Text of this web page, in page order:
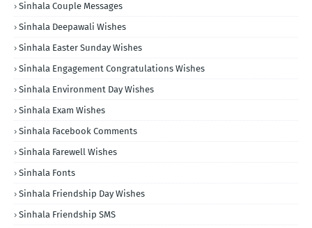
Sinhala Couple Messages
Sinhala Deepawali Wishes
Sinhala Easter Sunday Wishes
Sinhala Engagement Congratulations Wishes
Sinhala Environment Day Wishes
Sinhala Exam Wishes
Sinhala Facebook Comments
Sinhala Farewell Wishes
Sinhala Fonts
Sinhala Friendship Day Wishes
Sinhala Friendship SMS